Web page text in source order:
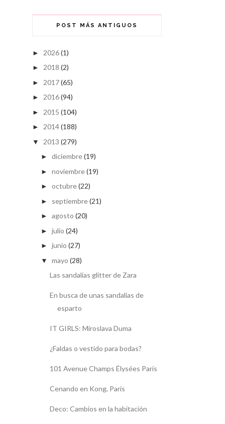
POST MÁS ANTIGUOS
► 2026(1)
► 2018 (2)
► 2017(65)
► 2016(94)
► 2015 (104)
► 2014(188)
▼ 2013 (279)
► diciembre(19)
► noviembre(19)
► octubre(22)
► septiembre(21)
► agosto (20)
► julio (24)
► junio (27)
▼ mayo (28)
Las sandalias glitter de Zara
En busca de unas sandalias de
esparto
IT GIRLS: Miroslava Duma
¿Faldas o vestido para bodas?
101 Avenue Champs Élysées París
Cenando en Kong, París
Deco: Cambios en la habitación